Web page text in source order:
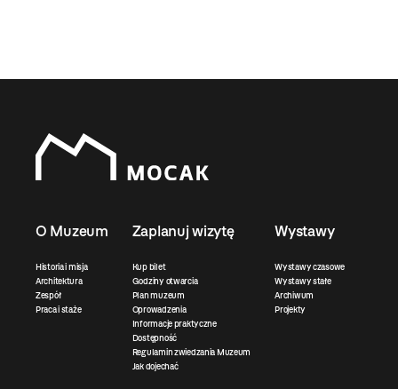
O Muzeum
Historia i misja
Architektura
Zespół
Praca i staże
Zaplanuj wizytę
Kup bilet
Godziny otwarcia
Plan muzeum
Oprowadzenia
Informacje praktyczne
Dostępność
Regulamin zwiedzania Muzeum
Jak dojechać
Wystawy
Wystawy czasowe
Wystawy stałe
Archiwum
Projekty